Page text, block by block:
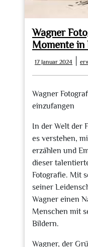
Wagner
Momente in
17 Januar 2024
Januar
2024
Wagner
einzufangen
In der Welt der
es verstehen,
erzählen und
dieser
Fotografie. Mit
seiner
Wagner einen
Menschen mit
Bildern.
Wagner, der